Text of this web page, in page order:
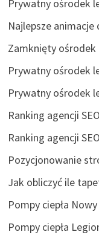
Prywatny ośrodek
Najlepsze animacje
Zamknięty ośrodek
Prywatny ośrodek
Prywatny ośrodek
Ranking agencji
Ranking agencji
Pozycjonowanie
Jak obliczyć ile
Pompy ciepła
Pompy ciepła